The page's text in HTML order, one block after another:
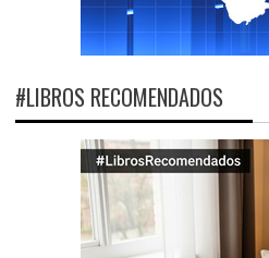
#LIBROS RECOMENDADOS